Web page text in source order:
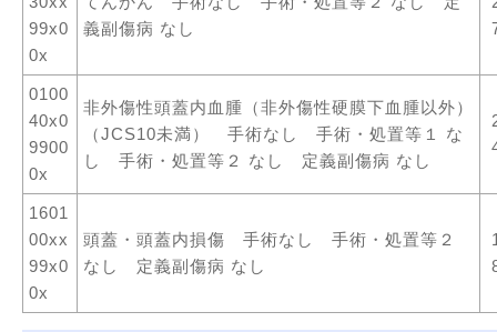
99x0
0x
義副傷病 なし
0100
40x0
9900
0x
非外傷性頭蓋内血腫（非外傷性硬膜下血腫以外）
（JCS10未満） 手術なし 手術・処置等１ な
し 手術・処置等２ なし 定義副傷病 なし
1601
00xx
99x0
0x
頭蓋・頭蓋内損傷 手術なし 手術・処置等２
なし 定義副傷病 なし